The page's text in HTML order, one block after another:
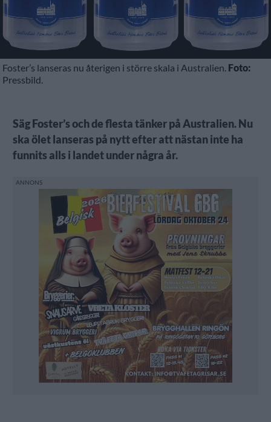
Foster’s lanseras nu återigen i större skala i Australien. Foto:
Pressbild.
Säg Foster’s och de flesta tänker på Australien. Nu
ska ölet lanseras på nytt efter att nästan inte ha
funnits alls i landet under några år.